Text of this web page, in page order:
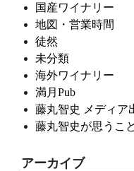
国産ワイナリー
地図・営業時間
徒然
未分類
海外ワイナリー
満月Pub
藤丸智史 メディア
藤丸智史が思うこと
アーカイブ